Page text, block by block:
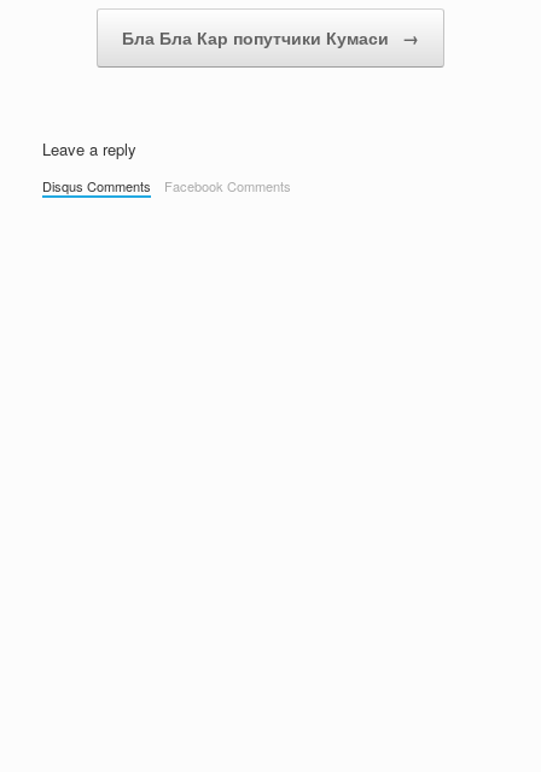
Бла Бла Кар попутчики Кумаси →
Leave a reply
Disqus Comments Facebook Comments